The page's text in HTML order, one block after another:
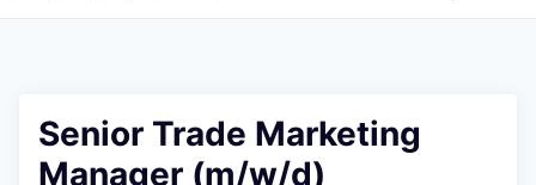
Senior Trade Marketing
Manager (m/w/d)